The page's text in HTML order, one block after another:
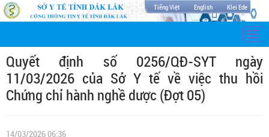
Tiếng Việt English Klei Ede
Quyết định số 0256/QĐ-SYT ngày
11/03/2026 của Sở Y tế về việc thu hồi
Chứng chỉ hành nghề dược (Đợt 05)
14/03/2026 06:36